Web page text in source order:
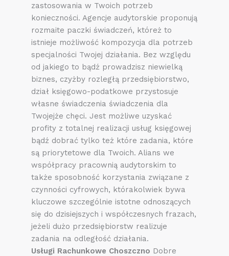
zastosowania w Twoich potrzeb
konieczności. Agencje audytorskie proponują
rozmaite paczki świadczeń, któreż to
istnieje możliwość kompozycja dla potrzeb
specjalności Twojej działania. Bez względu
od jakiego to bądź prowadzisz niewielką
biznes, czyżby rozległą przedsiębiorstwo,
dział księgowo-podatkowe przystosuje
własne świadczenia świadczenia dla
Twojejże chęci. Jest możliwe uzyskać
profity z totalnej realizacji usług księgowej
bądź dobrać tylko też które zadania, które
są priorytetowe dla Twoich. Alians we
współpracy pracownią audytorskim to
także sposobność korzystania związane z
czynności cyfrowych, którakolwiek bywa
kluczowe szczególnie istotne odnoszących
się do dzisiejszych i współczesnych frazach,
jeżeli dużo przedsiębiorstw realizuje
zadania na odległość działania.
Usługi Rachunkowe Choszczno Dobre